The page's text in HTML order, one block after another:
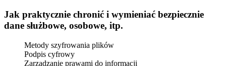
Jak praktycznie chronić i wymieniać bezpiecznie
dane służbowe, osobowe, itp.
Metody szyfrowania plików
Podpis cyfrowy
Zarządzanie prawami do informacji